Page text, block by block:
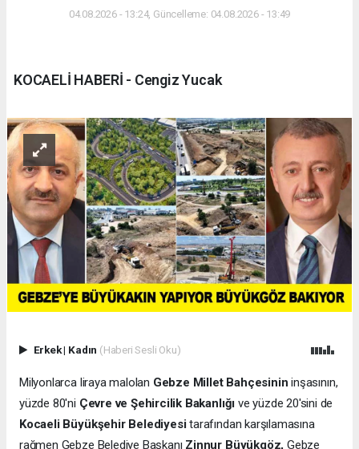
04.08.2026 - 13:24, Güncelleme: 04.08.2026 - 13:49
KOCAELİ HABERİ - Cengiz Yucak
Erkek| Kadın (Haberi Sesli Oku)
Milyonlarca liraya malolan Gebze Millet Bahçesinin inşasının,
yüzde 80'ni Çevre ve Şehircilik Bakanlığı ve yüzde 20'sini de
Kocaeli Büyükşehir Belediyesitarafından karşılamasına
rağmen Gebze Belediye Başkanı Zinnur Büyükgöz, Gebze